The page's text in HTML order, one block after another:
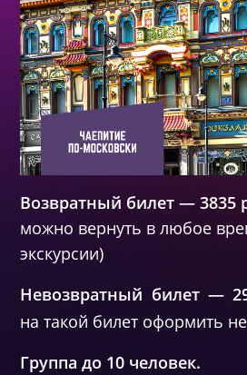
Возвратный билет —3835
можно вернуть в любое
экскурсии)
Невозвратный билет —
на такой билет оформить
Группа до 10 человек.